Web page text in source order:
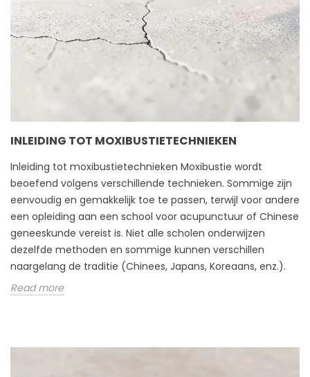
INLEIDING TOT MOXIBUSTIETECHNIEKEN
Inleiding tot moxibustietechnieken Moxibustie wordt
beoefend volgens verschillende technieken. Sommige zijn
eenvoudig en gemakkelijk toe te passen, terwijl voor andere
een opleiding aan een school voor acupunctuur of Chinese
geneeskunde vereist is. Niet alle scholen onderwijzen
dezelfde methoden en sommige kunnen verschillen
naargelang de traditie (Chinees, Japans, Koreaans, enz.).
Read more